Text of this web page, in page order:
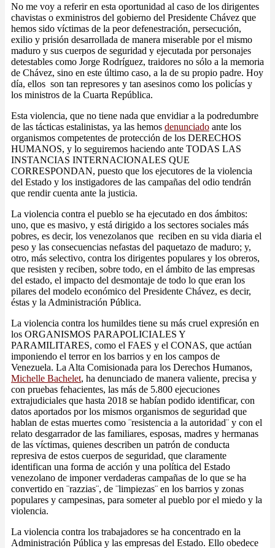
No me voy a referir en esta oportunidad al caso de los dirigentes
chavistas o exministros del gobierno del Presidente Chávez que
hemos sido víctimas de la peor defenestración, persecución,
exilio y prisión desarrollada de manera miserable por el mismo
maduro y sus cuerpos de seguridad y ejecutada por personajes
detestables como Jorge Rodríguez, traidores no sólo a la memoria
de Chávez, sino en este último caso, a la de su propio padre. Hoy
día, ellos son tan represores y tan asesinos como los policías y
los ministros de la Cuarta República.
Esta violencia, que no tiene nada que envidiar a la podredumbre
de las tácticas estalinistas, ya las hemos denunciado ante los
organismos competentes de protección de los DERECHOS
HUMANOS, y lo seguiremos haciendo ante TODAS LAS
INSTANCIAS INTERNACIONALES QUE
CORRESPONDAN, puesto que los ejecutores de la violencia
del Estado y los instigadores de las campañas del odio tendrán
que rendir cuenta ante la justicia.
La violencia contra el pueblo se ha ejecutado en dos ámbitos:
uno, que es masivo, y está dirigido a los sectores sociales más
pobres, es decir, los venezolanos que reciben en su vida diaria el
peso y las consecuencias nefastas del paquetazo de maduro; y,
otro, más selectivo, contra los dirigentes populares y los obreros,
que resisten y reciben, sobre todo, en el ámbito de las empresas
del estado, el impacto del desmontaje de todo lo que eran los
pilares del modelo económico del Presidente Chávez, es decir,
éstas y la Administración Pública.
La violencia contra los humildes tiene su más cruel expresión en
los ORGANISMOS PARAPOLICIALES Y
PARAMILITARES, como el FAES y el CONAS, que actúan
imponiendo el terror en los barrios y en los campos de
Venezuela. La Alta Comisionada para los Derechos Humanos,
Michelle Bachelet, ha denunciado de manera valiente, precisa y
con pruebas fehacientes, las más de 5.800 ejecuciones
extrajudiciales que hasta 2018 se habían podido identificar, con
datos aportados por los mismos organismos de seguridad que
hablan de estas muertes como ¨resistencia a la autoridad¨ y con el
relato desgarrador de las familiares, esposas, madres y hermanas
de las víctimas, quienes describen un patrón de conducta
represiva de estos cuerpos de seguridad, que claramente
identifican una forma de acción y una política del Estado
venezolano de imponer verdaderas campañas de lo que se ha
convertido en ¨razzias¨, de ¨limpiezas¨ en los barrios y zonas
populares y campesinas, para someter al pueblo por el miedo y la
violencia.
La violencia contra los trabajadores se ha concentrado en la
Administración Pública y las empresas del Estado. Ello obedece